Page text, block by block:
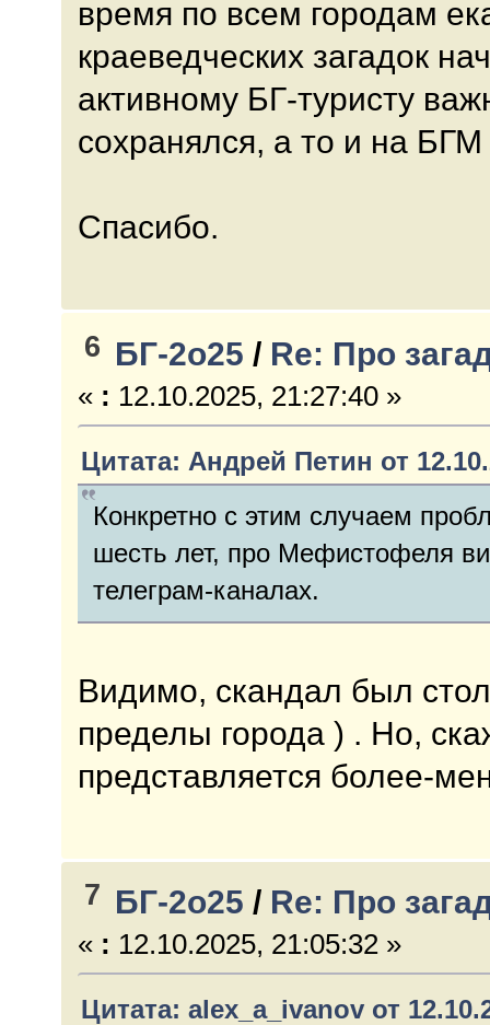
время по всем городам
краеведческих загадок
активному БГ-туристу
сохранялся, а то и на
Спасибо.
6 БГ-2о25 / Re: Про
« : 12.10.2025, 21:27:40 »
Цитата: Андрей Петин от
Конкретно с этим случаем
шесть лет, про Мефистофеля
телеграм-каналах.
Видимо, скандал был
пределы города ) . Но,
представляется более-
7 БГ-2о25 / Re: Про
« : 12.10.2025, 21:05:32 »
Цитата: alex_a_ivanov от